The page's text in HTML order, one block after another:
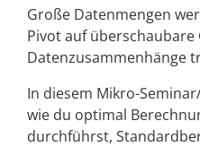
Große Datenmengen
Pivot auf
Datenzusammenhänge
In diesem Mikro-
wie du optimal
durchführst,